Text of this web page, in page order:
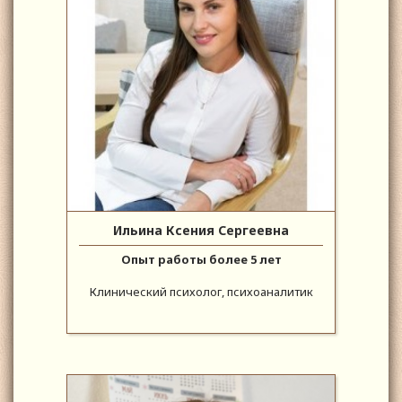
Ильина Ксения Сергеевна
Опыт работы более 5 лет
Клинический психолог, психоаналитик